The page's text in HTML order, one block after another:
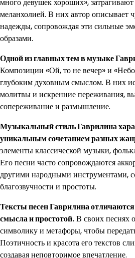
меланхолией. В них автор описывает
надежды, сопровождая эти сильные
образами.
Одной из главных тем в музыке
Композиции «Ой, то не вечер» и
глубоким духовным смыслом. В них
молитвы и искренние переживания,
сопереживание и размышление.
Музыкальный стиль Гаврилина
уникальным сочетанием разных
элементы классической музыки,
Его песни часто сопровождаются
другими народными инструментами,
благозвучности и простоты.
Тексты песен Гаврилина
смысла и простотой.В своих песнях
символику и метафоры, чтобы
Поэтичность и красота его текстов
создавая неповторимое впечатление.